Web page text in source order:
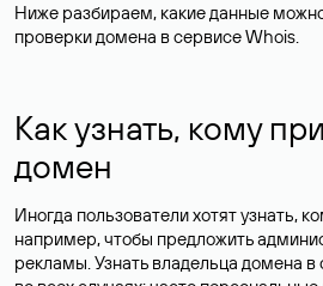
Ниже разбираем, какие данные
проверки домена в сервисе Whois.
Как узнать, кому
домен
Иногда пользователи хотят узнать,
например, чтобы предложить
рекламы. Узнать владельца домена